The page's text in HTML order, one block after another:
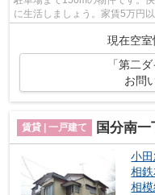
に生活しましょう。家賃5万円
現在空室
「第二
お問
賃貸 | 一戸建て 国分南
小
相
相